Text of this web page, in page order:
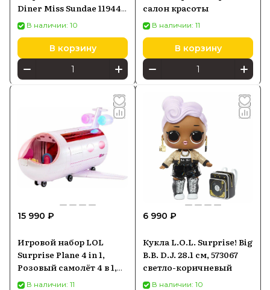
Diner Miss Sundae 119449
набор с кухней
В наличии: 10
В корзину
салон красоты
В наличии: 11
В корзину
15 990 ₽
Игровой набор LOL
Surprise Plane 4 in 1,
Розовый самолёт 4 в 1,
576051В наличии: 11
6 990 ₽
Кукла L.O.L. Surprise! Big
B.B. D.J. 28.1 см, 573067
светло-коричневый
В наличии: 10